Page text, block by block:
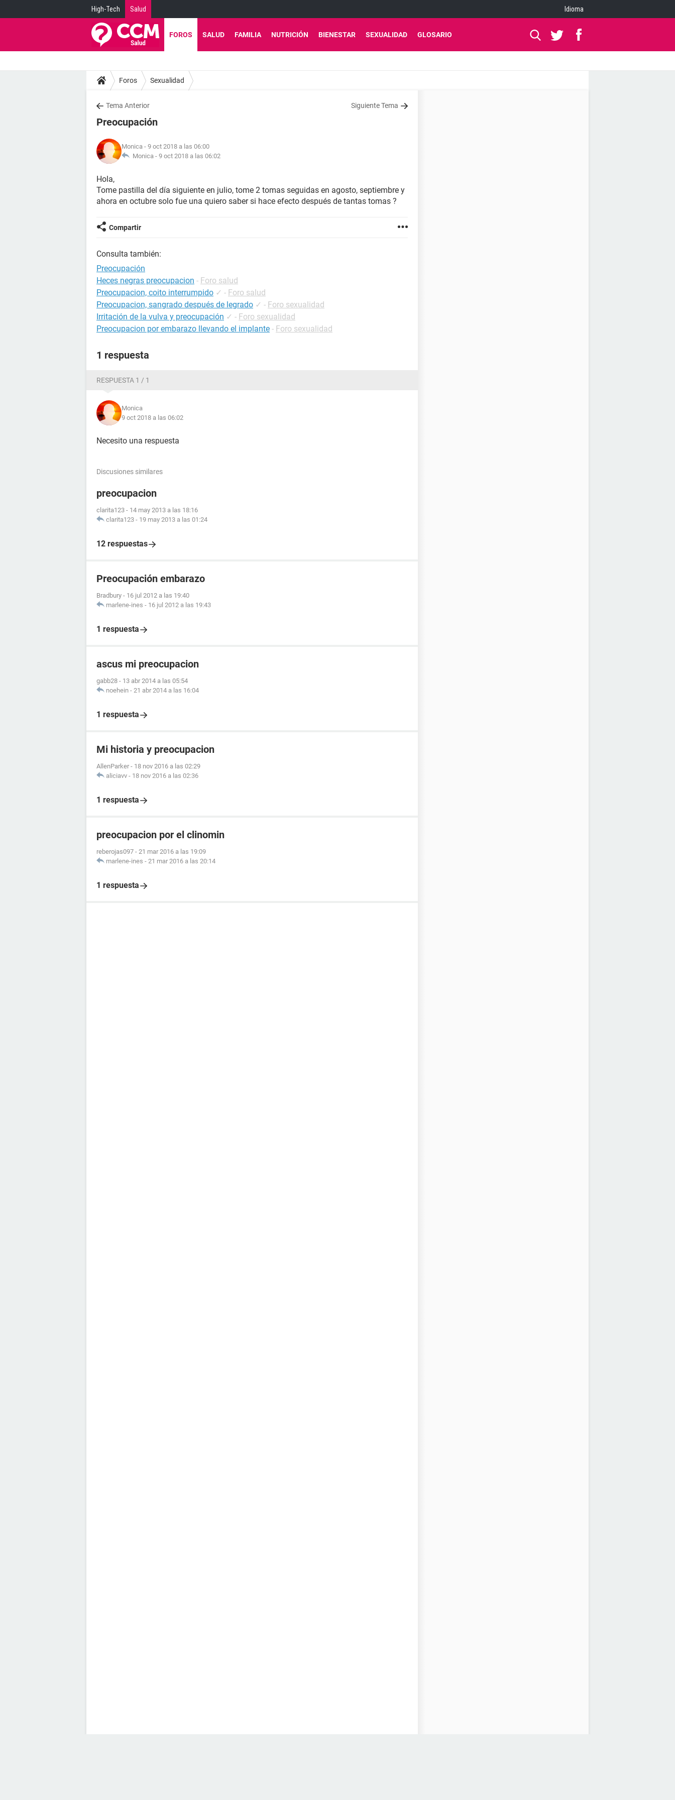
High-Tech Salud Idioma
FOROS SALUD FAMILIA NUTRICIÓN BIENESTAR SEXUALIDAD GLOSARIO
Foros Sexualidad
Tema Anterior Siguiente Tema
Preocupación
Monica - 9 oct 2018 a las 06:00
Monica - 9 oct 2018 a las 06:02
Hola,
Tome pastilla del día siguiente en julio, tome 2 tomas seguidas en agosto, septiembre y
ahora en octubre solo fue una quiero saber si hace efecto después de tantas tomas ?
Compartir
Consulta también:
Preocupación
Heces negras preocupacion - Foro salud
Preocupacion, coito interrumpido ✓ - Foro salud
Preocupacion, sangrado después de legrado ✓ - Foro sexualidad
Irritación de la vulva y preocupación ✓ - Foro sexualidad
Preocupacion por embarazo llevando el implante - Foro sexualidad
1 respuesta
RESPUESTA 1 / 1
Monica
9 oct 2018 a las 06:02
Necesito una respuesta
Discusiones similares
preocupacion
clarita123 - 14 may 2013 a las 18:16
clarita123 - 19 may 2013 a las 01:24
12 respuestas
Preocupación embarazo
Bradbury - 16 jul 2012 a las 19:40
marlene-ines - 16 jul 2012 a las 19:43
1 respuesta
ascus mi preocupacion
gabb28 - 13 abr 2014 a las 05:54
noehein - 21 abr 2014 a las 16:04
1 respuesta
Mi historia y preocupacion
AllenParker - 18 nov 2016 a las 02:29
aliciavv - 18 nov 2016 a las 02:36
1 respuesta
preocupacion por el clinomin
reberojas097 - 21 mar 2016 a las 19:09
marlene-ines - 21 mar 2016 a las 20:14
1 respuesta